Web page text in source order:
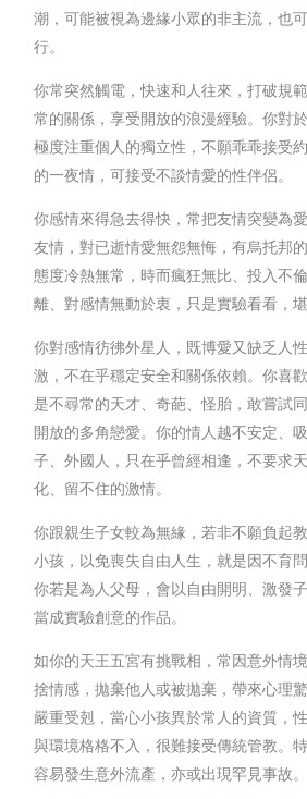
潮，可能被視為邊緣小眾的非主流，也
行。
你常突然觸電，快速和人往來，打破規
常的關係，享受開放的浪漫經驗。你對
極度注重個人的獨立性，不願乖乖接受
的一夜情，可接受不談情愛的性伴侶。
你感情來得急去得快，常把友情突變為
友情，對已逝情愛無怨無悔，有烏托邦
態度冷熱無常，時而瘋狂無比、投入不
離、對感情無動於衷，只是實驗看看，
你對感情彷彿外星人，既博愛又缺乏人
激，不在乎穩定安全和關係依賴。你喜
是不尋常的天才、奇葩、怪胎，敢嘗試
開放的多角戀愛。你的情人越不安定、
子、外國人，只在乎曾經相逢，不要求
化、留不住的激情。
你跟親生子女較為無緣，若非不願負起
小孩，以免喪失自由人生，就是因不育
你若是為人父母，會以自由開明、激發
當成實驗創意的作品。
如你的天王五宮有挑戰相，常因意外情
捨情感，拋棄他人或被拋棄，帶來心理
嚴重受剋，當心小孩異於常人的資質，
與環境格格不入，很難接受傳統管教。
容易發生意外流產，亦或出現罕見事故。